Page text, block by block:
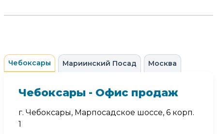
Чебоксары Мариинский Посад Москва
Чебоксары - Офис продаж
г. Чебоксары, Марпосадское шоссе, 6 корп.
1